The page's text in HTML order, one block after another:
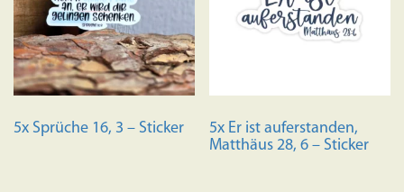
5x Sprüche 16, 3 – Sticker
5x Er ist auferstanden,
Matthäus 28, 6 – Sticker